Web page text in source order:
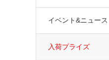
イベント&ニュース
入荷プライズ